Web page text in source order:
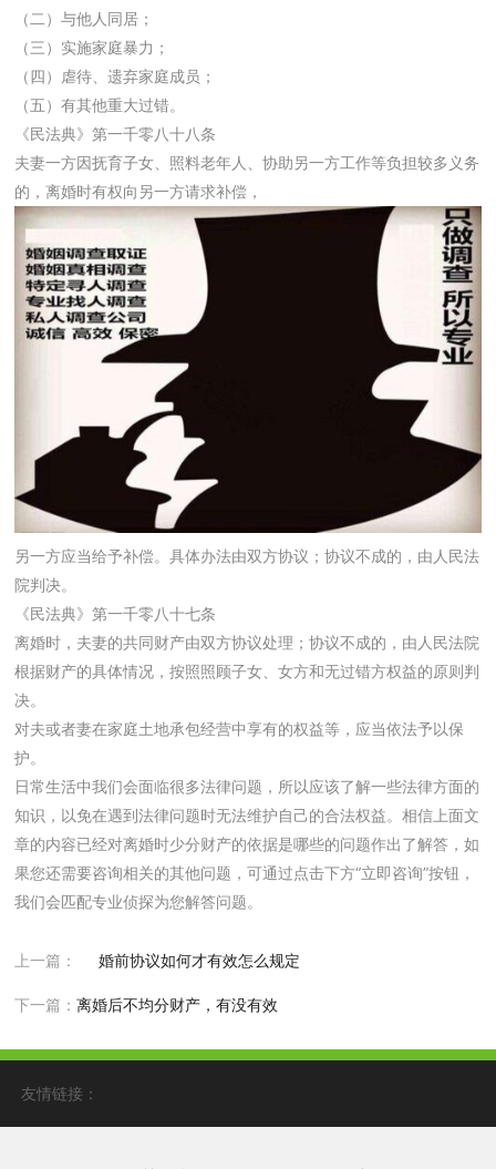
（二）与他人同居；
（三）实施家庭暴力；
（四）虐待、遗弃家庭成员；
（五）有其他重大过错。
《民法典》第一千零八十八条
夫妻一方因抚育子女、照料老年人、协助另一方工作等负担较多义务
的，离婚时有权向另一方请求补偿，
另一方应当给予补偿。具体办法由双方协议；协议不成的，由人民法
院判决。
《民法典》第一千零八十七条
离婚时，夫妻的共同财产由双方协议处理；协议不成的，由人民法院
根据财产的具体情况，按照照顾子女、女方和无过错方权益的原则判
决。
对夫或者妻在家庭土地承包经营中享有的权益等，应当依法予以保
护。
日常生活中我们会面临很多法律问题，所以应该了解一些法律方面的
知识，以免在遇到法律问题时无法维护自己的合法权益。相信上面文
章的内容已经对离婚时少分财产的依据是哪些的问题作出了解答，如
果您还需要咨询相关的其他问题，可通过点击下方“立即咨询”按钮，
我们会匹配专业侦探为您解答问题。
上一篇： 婚前协议如何才有效怎么规定
下一篇：离婚后不均分财产，有没有效
友情链接：